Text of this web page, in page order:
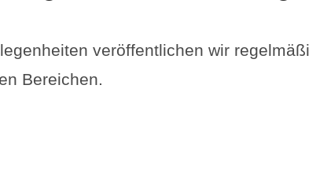
veröffentlichen wir
Bereichen.